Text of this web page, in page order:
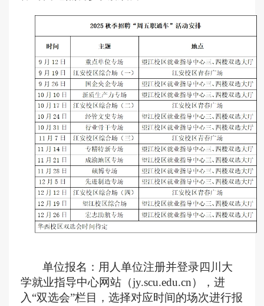
单位报名：用人单位注册并登录四川大
学就业指导中心网站（jy.scu.edu.cn），进
入“双选会”栏目，选择对应时间的场次进行报